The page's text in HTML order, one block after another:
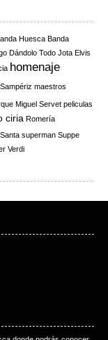
Huesca Banda
Dándolo Todo Jota Elvis
homenaje
maestros
Miguel Servet peliculas
ciria Romería
superman Suppe
Verdi